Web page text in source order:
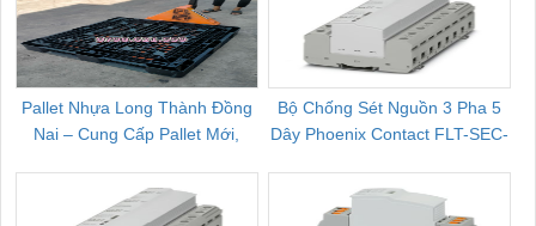
Pallet Nhựa Long Thành Đồng
Nai – Cung Cấp Pallet Mới,
Bộ Chống Sét Nguồn 3 Pha 5
Dây Phoenix Contact FLT-SEC-